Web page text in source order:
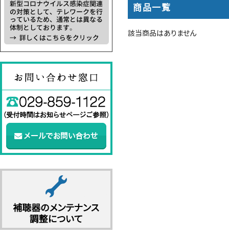
商品一覧
該当商品はありません